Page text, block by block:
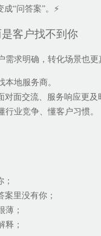
“问答案”。⚡
客户找不到你
求明确，转化场景也更
地服务商。
面交流、服务响应更及
业竞争、懂客户习惯。
里没有你；
薄；
释；